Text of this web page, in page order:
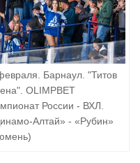
Барнаул. "Титов
OLIMPBET
России - ВХЛ.
Алтай» - «Рубин»